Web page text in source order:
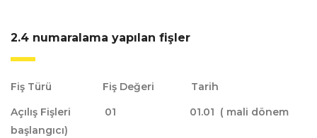
2.4 numaralama yapılan fişler
Fiş Türü Fiş Değeri Tarih
Açılış Fişleri 01 01.01 ( mali dönem
başlangıcı)